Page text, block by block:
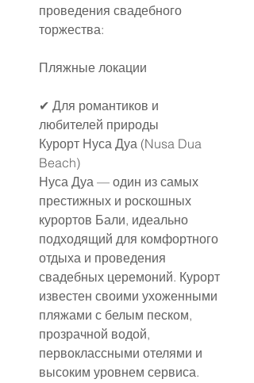
проведения свадебного
торжества:
Пляжные локации
✔ Для романтиков и
любителей природы
Курорт Нуса Дуа (Nusa Dua
Beach)
Нуса Дуа — один из самых
престижных и роскошных
курортов Бали, идеально
подходящий для комфортного
отдыха и проведения
свадебных церемоний. Курорт
известен своими ухоженными
пляжами с белым песком,
прозрачной водой,
первоклассными отелями и
высоким уровнем сервиса.